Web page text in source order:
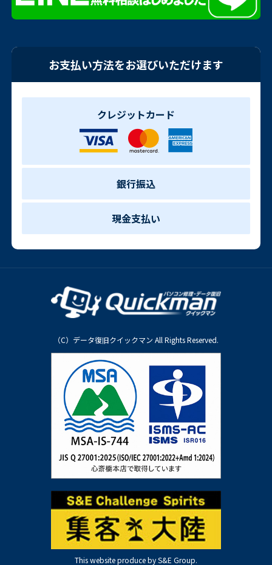
お支払い方法をお選びいただけます
クレジットカード
銀行振込
現金支払い
（C）データ復旧クイックマン All Rights Reserved.
This website produce by S&E Group.